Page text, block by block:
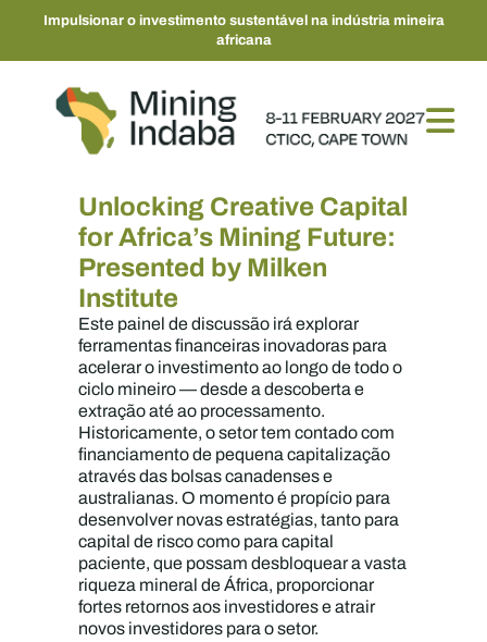
Impulsionar o investimento sustentável na indústria mineira
africana
Unlocking Creative Capital
for Africa’s Mining Future:
Presented by Milken
Institute
Este painel de discussão irá explorar
ferramentas financeiras inovadoras para
acelerar o investimento ao longo de todo o
ciclo mineiro — desde a descoberta e
extração até ao processamento.
Historicamente, o setor tem contado com
financiamento de pequena capitalização
através das bolsas canadenses e
australianas. O momento é propício para
desenvolver novas estratégias, tanto para
capital de risco como para capital
paciente, que possam desbloquear a vasta
riqueza mineral de África, proporcionar
fortes retornos aos investidores e atrair
novos investidores para o setor.